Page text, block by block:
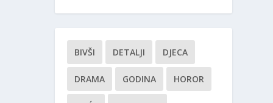
BIVŠI DETALJI DJECA
DRAMA GODINA HOROR